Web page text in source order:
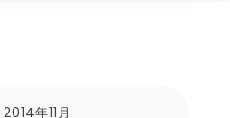
2014年11月